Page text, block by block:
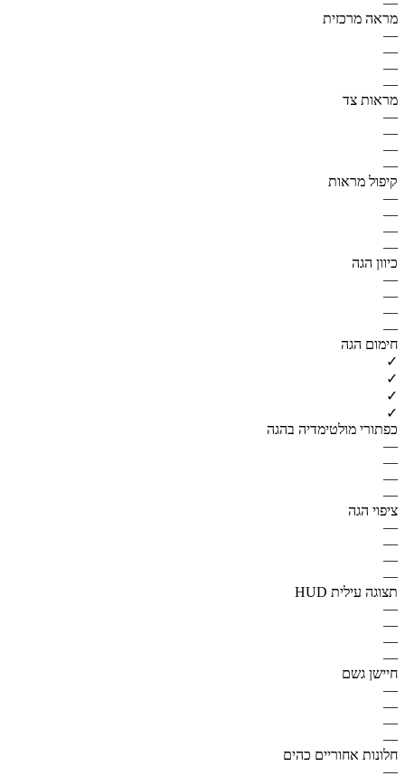
מראה מרכזית
—
—
—
—
מראות צד
—
—
—
—
קיפול מראות
—
—
—
—
כיוון הגה
—
—
—
—
חימום הגה
✓
✓
✓
✓
כפתורי מולטימדיה בהגה
—
—
—
—
ציפוי הגה
—
—
—
—
תצוגה עילית HUD
—
—
—
—
חיישן גשם
—
—
—
—
חלונות אחוריים כהים
—